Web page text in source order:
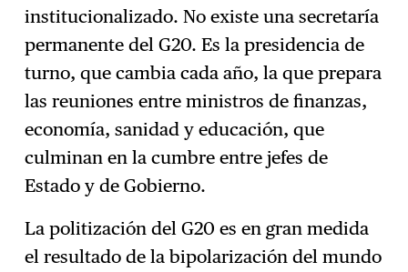
institucionalizado. No existe una secretaría
permanente del G20. Es la presidencia de
turno, que cambia cada año, la que prepara
las reuniones entre ministros de finanzas,
economía, sanidad y educación, que
culminan en la cumbre entre jefes de
Estado y de Gobierno.
La politización del G20 es en gran medida
el resultado de la bipolarización del mundo